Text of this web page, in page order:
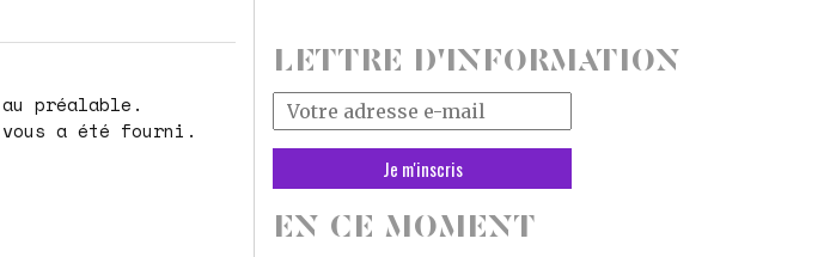
LETTRE D'INFORMATION
Votre
adresse
mail
*
EN CE MOMENT